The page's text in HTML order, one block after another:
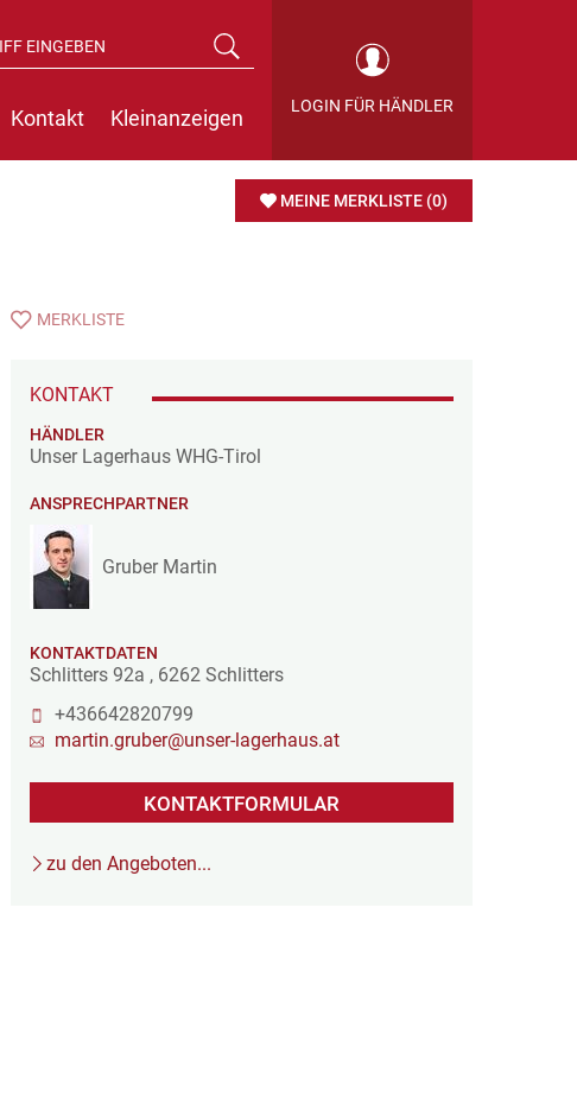
LOGIN FÜR HÄNDLER
Kontakt Kleinanzeigen
MEINE MERKLISTE (0)
MERKLISTE
KONTAKT
HÄNDLER
Unser Lagerhaus WHG-Tirol
ANSPRECHPARTNER
Gruber Martin
KONTAKTDATEN
Schlitters 92a , 6262 Schlitters
+436642820799
martin.gruber@unser-lagerhaus.at
KONTAKTFORMULAR
zu den Angeboten...